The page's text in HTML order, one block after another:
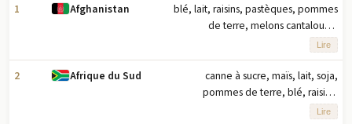
1 Afghanistan
blé, lait, raisins, pastèques, pommes
de terre, melons cantaloups,
légumes, riz, oignons, maïs (2023)
note : dix principaux produits
agricoles basés sur le tonnage
Lire
2 Afrique du Sud
canne à sucre, maïs, lait, soja,
pommes de terre, blé, raisins,
poulet, oranges, pommes (2023)
Lire